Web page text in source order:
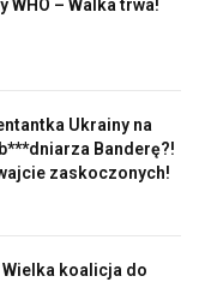
– Walka trwa!
Ukrainy na
Banderę?!
zaskoczonych!
Wielka koalicja do